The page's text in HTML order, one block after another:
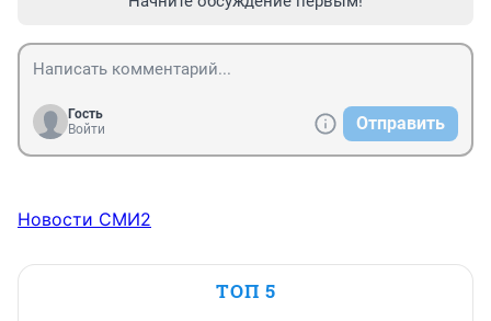
Гость
Войти
Отправить
Новости СМИ2
ТОП 5